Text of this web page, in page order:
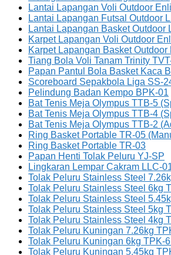
Lantai Lapangan Voli Outdoor
Lantai Lapangan Futsal Outdoor
Lantai Lapangan Basket Outdoor
Karpet Lapangan Voli Outdoor
Karpet Lapangan Basket Outdoor
Tiang Bola Voli Tanam Trinity
Papan Pantul Bola Basket Kaca
Scoreboard Sepakbola Liga SS-
Pelindung Badan Kempo BPK-01
Bat Tenis Meja Olympus TTB-5
Bat Tenis Meja Olympus TTB-4
Bat Tenis Meja Olympus TTB-2
Ring Basket Portable TR-05
Ring Basket Portable TR-03
Papan Henti Tolak Peluru YJ-SP
Lingkaran Lempar Cakram LLC-
Tolak Peluru Stainless Steel
Tolak Peluru Stainless Steel 6kg
Tolak Peluru Stainless Steel
Tolak Peluru Stainless Steel 5kg
Tolak Peluru Stainless Steel 4kg
Tolak Peluru Kuningan 7.26kg
Tolak Peluru Kuningan 6kg TPK-
Tolak Peluru Kuningan 5.45kg